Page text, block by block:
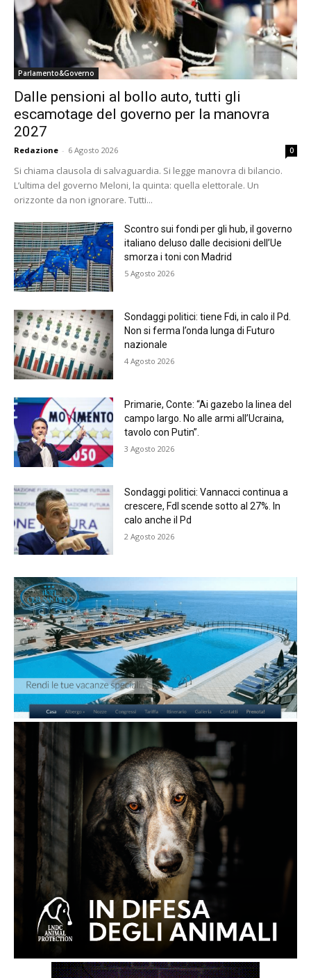
Parlamento&Governo
Dalle pensioni al bollo auto, tutti gli
escamotage del governo per la manovra
2027
Redazione - 6 Agosto 2026 0
Si chiama clausola di salvaguardia. Si legge manovra di bilancio.
L’ultima del governo Meloni, la quinta: quella elettorale. Un
orizzonte da non ignorare. Tutti...
Scontro sui fondi per gli hub, il governo
italiano deluso dalle decisioni dell’Ue
smorza i toni con Madrid
5 Agosto 2026
Sondaggi politici: tiene Fdi, in calo il Pd.
Non si ferma l’onda lunga di Futuro
nazionale
4 Agosto 2026
Primarie, Conte: “Ai gazebo la linea del
campo largo. No alle armi all’Ucraina,
tavolo con Putin”.
3 Agosto 2026
Sondaggi politici: Vannacci continua a
crescere, FdI scende sotto al 27%. In
calo anche il Pd
2 Agosto 2026